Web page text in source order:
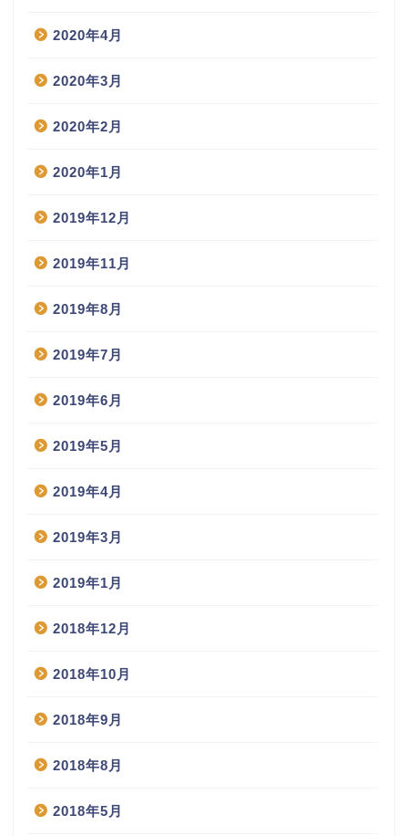
2020年4月
2020年3月
2020年2月
2020年1月
2019年12月
2019年11月
2019年8月
2019年7月
2019年6月
2019年5月
2019年4月
2019年3月
2019年1月
2018年12月
2018年10月
2018年9月
2018年8月
2018年5月